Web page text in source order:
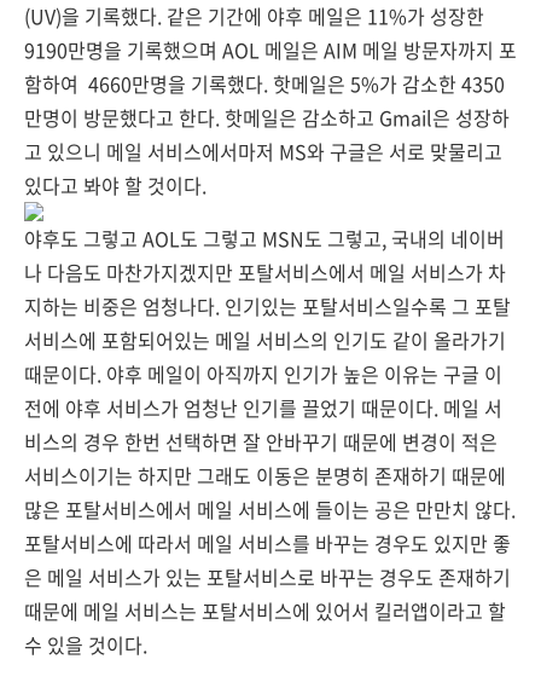
(UV)을 기록했다. 같은 기간에 야후 메일은 11%가 성장한
9190만명을 기록했으며 AOL 메일은 AIM 메일 방문자까지 포
함하여 4660만명을 기록했다. 핫메일은 5%가 감소한 4350
만명이 방문했다고 한다. 핫메일은 감소하고 Gmail은 성장하
고 있으니 메일 서비스에서마저 MS와 구글은 서로 맞물리고
있다고 봐야 할 것이다.
야후도 그렇고 AOL도 그렇고 MSN도 그렇고, 국내의 네이버
나 다음도 마찬가지겠지만 포탈서비스에서 메일 서비스가 차
지하는 비중은 엄청나다. 인기있는 포탈서비스일수록 그 포탈
서비스에 포함되어있는 메일 서비스의 인기도 같이 올라가기
때문이다. 야후 메일이 아직까지 인기가 높은 이유는 구글 이
전에 야후 서비스가 엄청난 인기를 끌었기 때문이다. 메일 서
비스의 경우 한번 선택하면 잘 안바꾸기 때문에 변경이 적은
서비스이기는 하지만 그래도 이동은 분명히 존재하기 때문에
많은 포탈서비스에서 메일 서비스에 들이는 공은 만만치 않다.
포탈서비스에 따라서 메일 서비스를 바꾸는 경우도 있지만 좋
은 메일 서비스가 있는 포탈서비스로 바꾸는 경우도 존재하기
때문에 메일 서비스는 포탈서비스에 있어서 킬러앱이라고 할
수 있을 것이다.